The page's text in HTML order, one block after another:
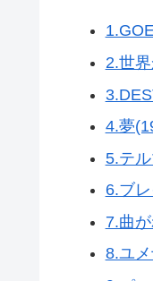
2.世
4.夢
5.テ
6.ブ
7.曲
8.ユ